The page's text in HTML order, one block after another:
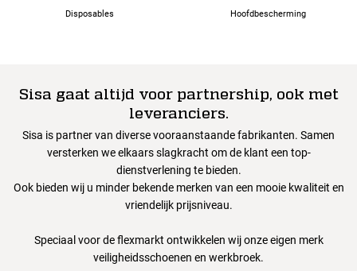
Disposables Hoofdbescherming
Sisa gaat altijd voor partnership, ook met
leveranciers.
Sisa is partner van diverse vooraanstaande fabrikanten. Samen
versterken we elkaars slagkracht om de klant een top-
dienstverlening te bieden.
Ook bieden wij u minder bekende merken van een mooie kwaliteit en
vriendelijk prijsniveau.
Speciaal voor de flexmarkt ontwikkelen wij onze eigen merk
veiligheidsschoenen en werkbroek.